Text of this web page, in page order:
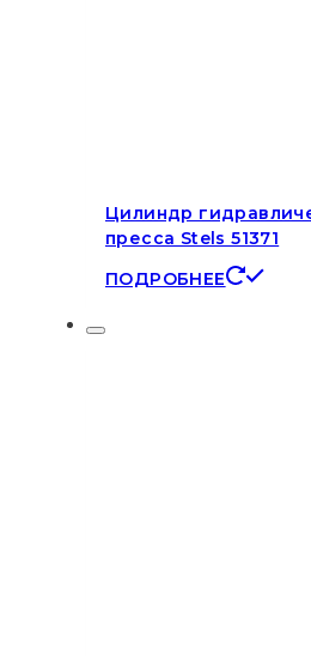
Цилиндр
пресса Stels 51371
ПОДРОБНЕЕ